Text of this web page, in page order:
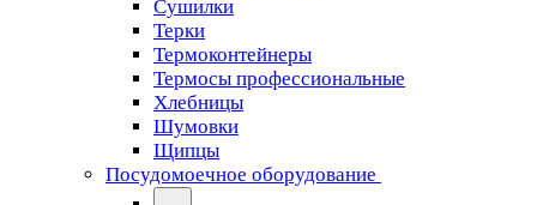
Сушилки
Терки
Термоконтейнеры
Термосы профессиональные
Хлебницы
Шумовки
Щипцы
Посудомоечное оборудование